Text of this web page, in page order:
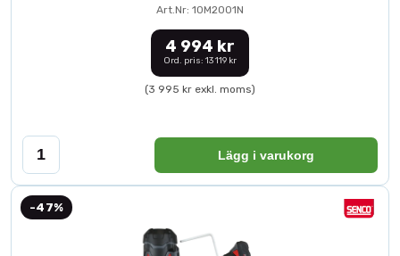
Art.Nr: 10M2001N
4 994 kr
Ord. pris: 13 119 kr
(3 995 kr exkl. moms)
Lägg i varukorg
-47%